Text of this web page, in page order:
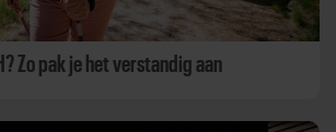
Zo pak je het verstandig aan